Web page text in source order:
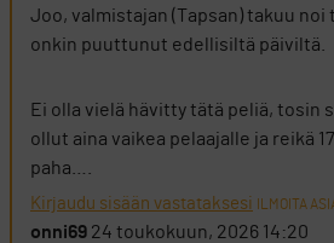
Joo, valmistajan (Tapsan) takuu
onkin puuttunut edellisiltä päiviltä.
Ei olla vielä hävitty tätä peliä, tosin
ollut aina vaikea pelaajalle ja reikä
paha….
Kirjaudu sisään vastataksesi ILMOITA
onni69 24 toukokuun, 2026 14:20